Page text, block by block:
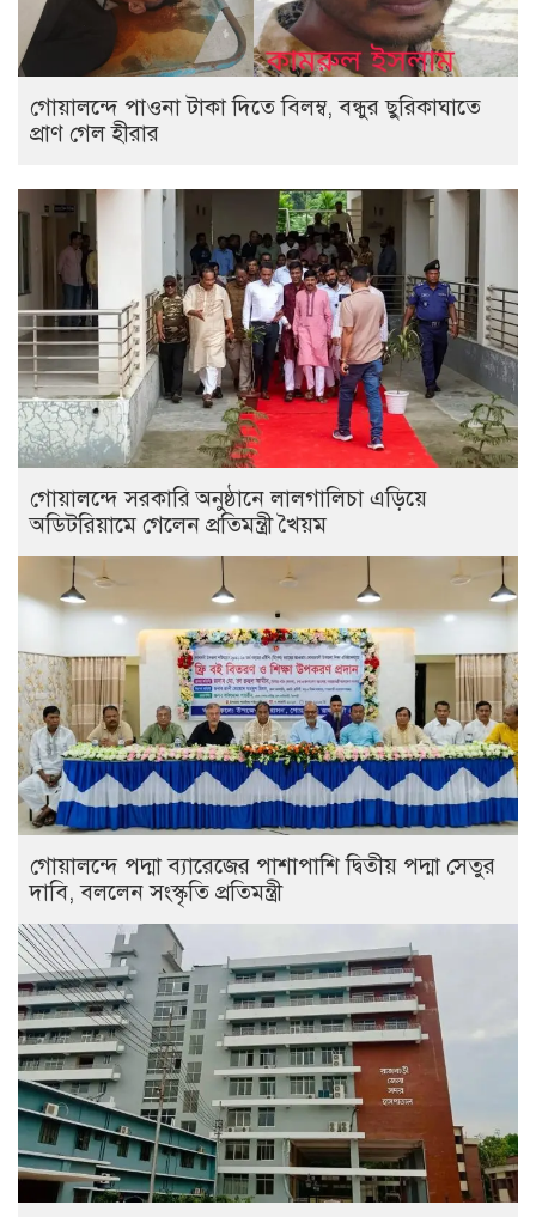
গোয়ালন্দে পাওনা টাকা দিতে বিলম্ব, বন্ধুর ছুরিকাঘাতে
প্রাণ গেল হীরার
গোয়ালন্দে সরকারি অনুষ্ঠানে লালগালিচা এড়িয়ে
অডিটরিয়ামে গেলেন প্রতিমন্ত্রী খৈয়ম
গোয়ালন্দে পদ্মা ব্যারেজের পাশাপাশি দ্বিতীয় পদ্মা সেতুর
দাবি, বললেন সংস্কৃতি প্রতিমন্ত্রী